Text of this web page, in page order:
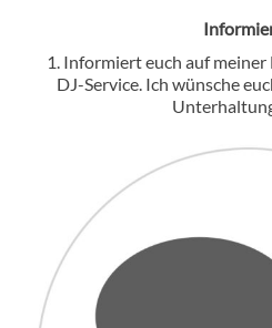
1. Informiert euch auf
DJ-Service. Ich wünsche